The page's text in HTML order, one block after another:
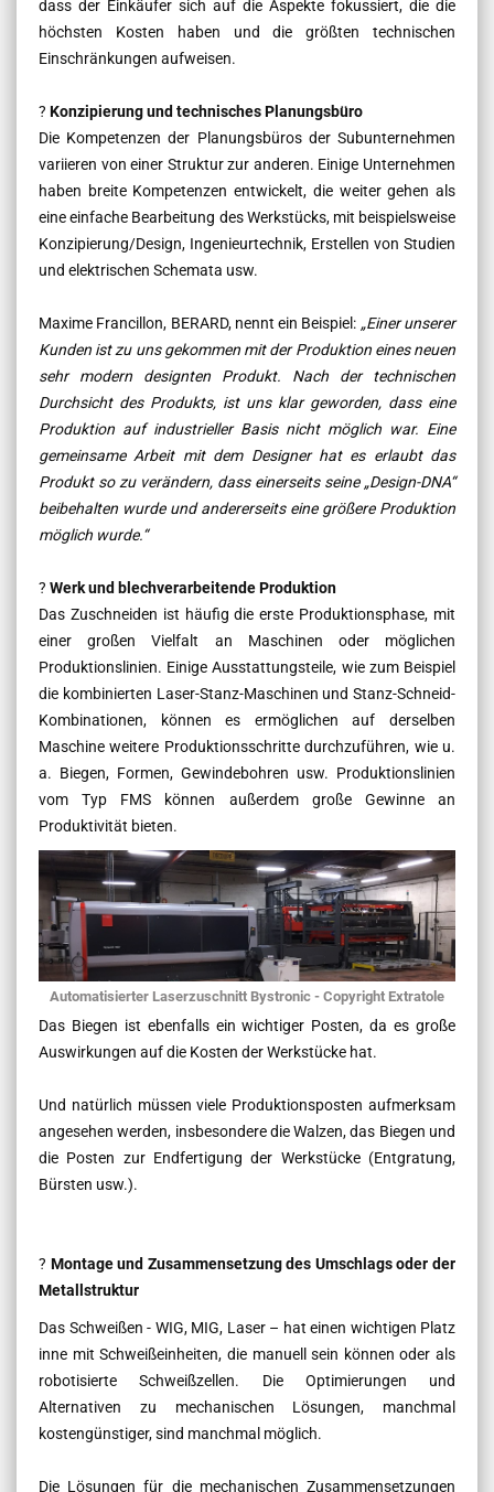
dass der Einkäufer sich auf die Aspekte fokussiert, die die
höchsten Kosten haben und die größten technischen
Einschränkungen aufweisen.
? Konzipierung und technisches Planungsbüro
Die Kompetenzen der Planungsbüros der Subunternehmen
variieren von einer Struktur zur anderen. Einige Unternehmen
haben breite Kompetenzen entwickelt, die weiter gehen als
eine einfache Bearbeitung des Werkstücks, mit beispielsweise
Konzipierung/Design, Ingenieurtechnik, Erstellen von Studien
und elektrischen Schemata usw.
Maxime Francillon, BERARD, nennt ein Beispiel: „Einer unserer
Kunden ist zu uns gekommen mit der Produktion eines neuen
sehr modern designten Produkt. Nach der technischen
Durchsicht des Produkts, ist uns klar geworden, dass eine
Produktion auf industrieller Basis nicht möglich war. Eine
gemeinsame Arbeit mit dem Designer hat es erlaubt das
Produkt so zu verändern, dass einerseits seine „Design-DNA“
beibehalten wurde und andererseits eine größere Produktion
möglich wurde.“
? Werk und blechverarbeitende Produktion
Das Zuschneiden ist häufig die erste Produktionsphase, mit
einer großen Vielfalt an Maschinen oder möglichen
Produktionslinien. Einige Ausstattungsteile, wie zum Beispiel
die kombinierten Laser-Stanz-Maschinen und Stanz-Schneid-
Kombinationen, können es ermöglichen auf derselben
Maschine weitere Produktionsschritte durchzuführen, wie u.
a. Biegen, Formen, Gewindebohren usw. Produktionslinien
vom Typ FMS können außerdem große Gewinne an
Produktivität bieten.
Automatisierter Laserzuschnitt Bystronic - Copyright Extratole
Das Biegen ist ebenfalls ein wichtiger Posten, da es große
Auswirkungen auf die Kosten der Werkstücke hat.
Und natürlich müssen viele Produktionsposten aufmerksam
angesehen werden, insbesondere die Walzen, das Biegen und
die Posten zur Endfertigung der Werkstücke (Entgratung,
Bürsten usw.).
? Montage und Zusammensetzung des Umschlags oder der
Metallstruktur
Das Schweißen - WIG, MIG, Laser – hat einen wichtigen Platz
inne mit Schweißeinheiten, die manuell sein können oder als
robotisierte Schweißzellen. Die Optimierungen und
Alternativen zu mechanischen Lösungen, manchmal
kostengünstiger, sind manchmal möglich.
Die Lösungen für die mechanischen Zusammensetzungen